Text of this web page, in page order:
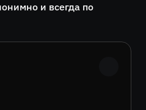
и всегда по